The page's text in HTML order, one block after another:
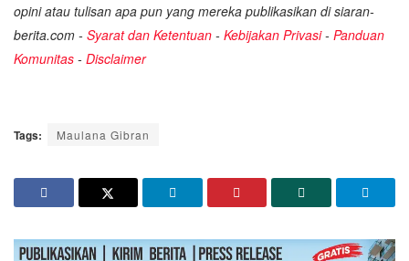
opini atau tulisan apa pun yang mereka publikasikan di siaran-
berita.com - Syarat dan Ketentuan - Kebijakan Privasi- Panduan
Komunitas - Disclaimer
Tags: Maulana Gibran